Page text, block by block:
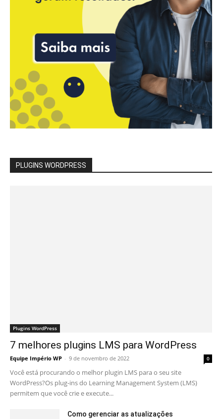
PLUGINS WORDPRESS
Plugins WordPress
7 melhores plugins LMS para WordPress
Equipe Império WP - 9 de novembro de 2022 0
Você está procurando o melhor plugin LMS para o seu site
WordPress?Os plug-ins do Learning Management System (LMS)
permitem que você crie e execute...
Como gerenciar as atualizações